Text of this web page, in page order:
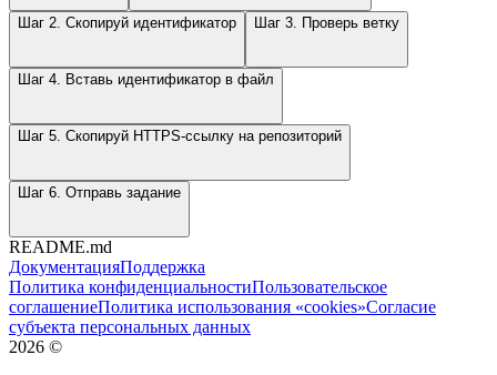
Шаг 2. Скопируй идентификатор Шаг 3. Проверь ветку
Шаг 4. Вставь идентификатор в файл
Шаг 5. Скопируй HTTPS-ссылку на репозиторий
Шаг 6. Отправь задание
README.md
ДокументацияПоддержка
Политика конфиденциальностиПользовательское
соглашениеПолитика использования «cookies»Согласие
субъекта персональных данных
2026 ©